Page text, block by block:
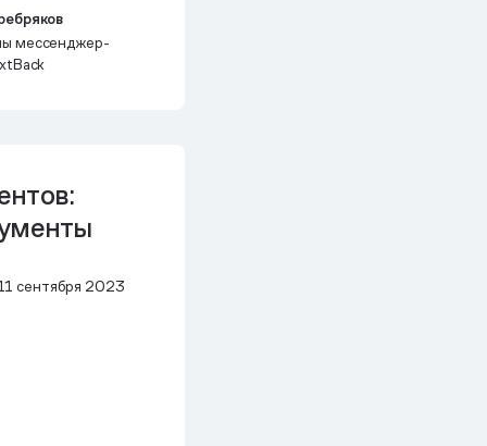
мессенджер-
сентября 2023